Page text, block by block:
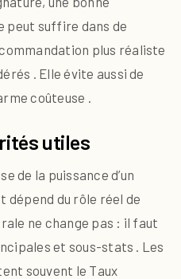
suffire dans de
plus réaliste
. Elle évite aussi de
coûteuse .
utiles
de la puissance d’un
dépend du rôle réel de
ne change pas : il faut
et sous-stats . Les
souvent le Taux